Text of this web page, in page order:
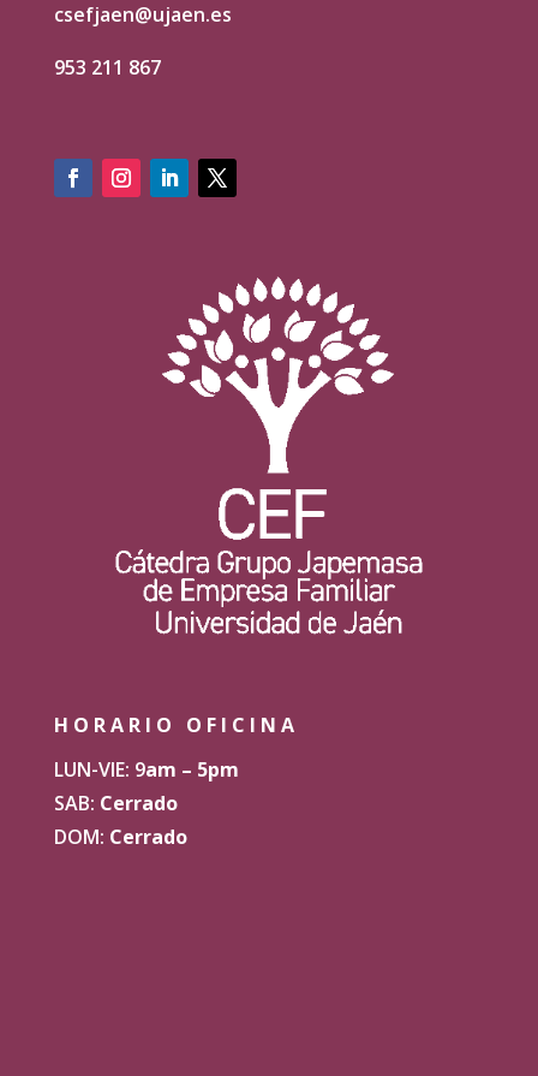
csefjaen@ujaen.es
953 211 867
HORARIO OFICINA
LUN-VIE: 9am – 5pm
SAB: Cerrado
DOM: Cerrado